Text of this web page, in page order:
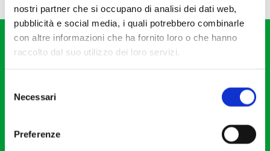
nostri partner che si occupano di analisi dei dati web,
pubblicità e social media, i quali potrebbero combinarle
con altre informazioni che ha fornito loro o che hanno
raccolto dal suo utilizzo dei loro servizi.
delNecessari
Preferenze
20121 Milano